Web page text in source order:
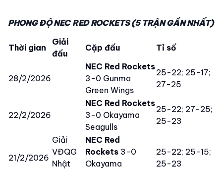
PHONG ĐỘ NEC RED ROCKETS (5 TRẬN GẦN NHẤT)
Thời gian
Giải
đấu
Cặp đấu Tỉ số
28/2/2026
Giải
VĐQG
Nhật
NEC Red Rockets
3-0 Gunma
Green Wings
25-22; 25-17;
27-25
22/2/2026
NEC Red Rockets
3-0 Okayama
Seagulls
25-22; 27-25;
25-23
21/2/2026
NEC Red
Rockets 3-0
Okayama
25-22; 25-15;
25-23